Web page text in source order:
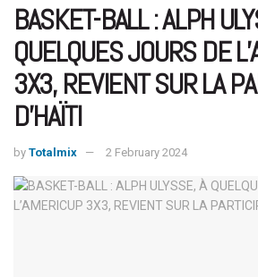
BASKET-BALL : ALPH
QUELQUES JOURS DE
3X3, REVIENT SUR LA
D’HAÏTI
by Totalmix 2 February 2024